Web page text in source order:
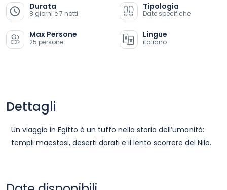
Durata
8 giorni e 7 notti
Tipologia
Date specifiche
Max Persone
25 persone
Lingue
italiano
Dettagli
Un viaggio in Egitto è un tuffo nella storia dell’umanità:
templi maestosi, deserti dorati e il lento scorrere del Nilo.